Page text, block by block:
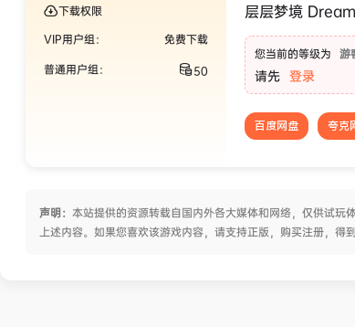
下载权限
VIP用户组：
免费下载
普通用户组：
50
层层梦境
您当前的等级为 游
请先 登录
百度网盘 夸克
声明： 本站提供的资源转载自国内外各大媒体和网络，仅供试
上述内容。如果您喜欢该游戏内容，请支持正版，购买注册，